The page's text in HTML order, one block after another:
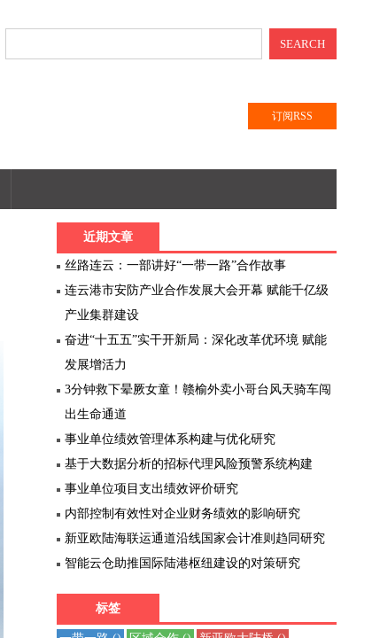
SEARCH
订阅RSS
近期文章
丝路连云：一部讲好“一带一路”合作故事
连云港市安防产业合作发展大会开幕 赋能千亿级
产业集群建设
奋进“十五五”实干开新局：深化改革优环境 赋能
发展增活力
3分钟救下晕厥女童！赣榆外卖小哥台风天骑车闯
出生命通道
事业单位绩效管理体系构建与优化研究
基于大数据分析的招标代理风险预警系统构建
事业单位项目支出绩效评价研究
内部控制有效性对企业财务绩效的影响研究
新亚欧陆海联运通道沿线国家会计准则趋同研究
智能云仓助推国际陆港枢纽建设的对策研究
标签